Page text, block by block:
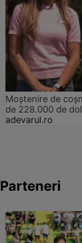
Moștenire de
de 228.000 de
adevarul.ro
Parteneri